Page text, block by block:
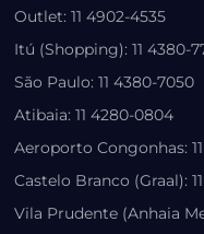
Outlet: 11 4902-4535
Itú (Shopping): 11 4380-
São Paulo: 11 4380-7050
Atibaia: 11 4280-0804
Aeroporto Congonhas:
Castelo Branco (Graal):
Vila Prudente (Anhaia